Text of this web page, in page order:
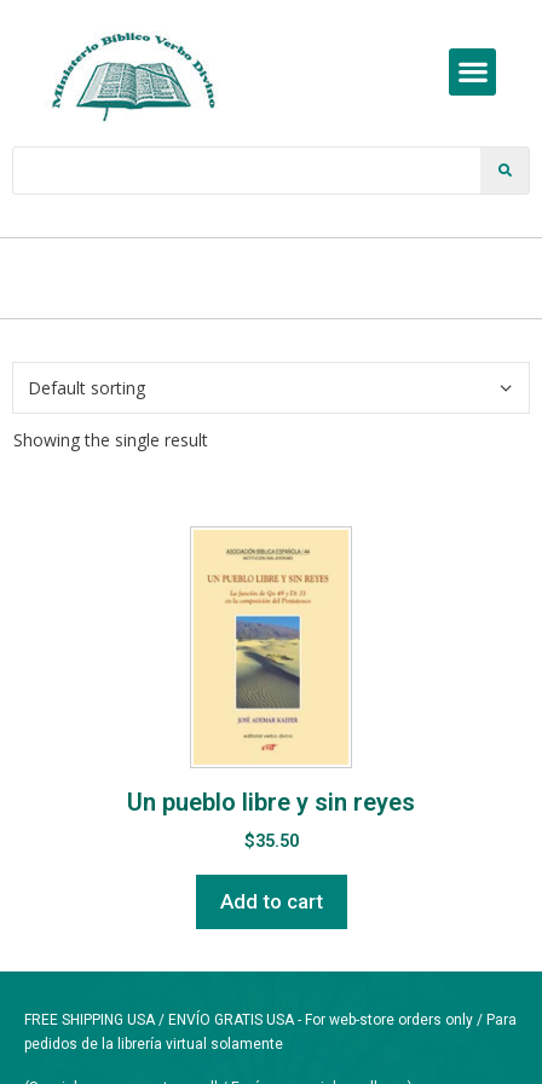
Showing the single result
Un pueblo libre y sin reyes
$35.50
Add to cart
FREE SHIPPING USA / ENVÍO GRATIS USA - For web-store orders only / Para
pedidos de la librería virtual solamente